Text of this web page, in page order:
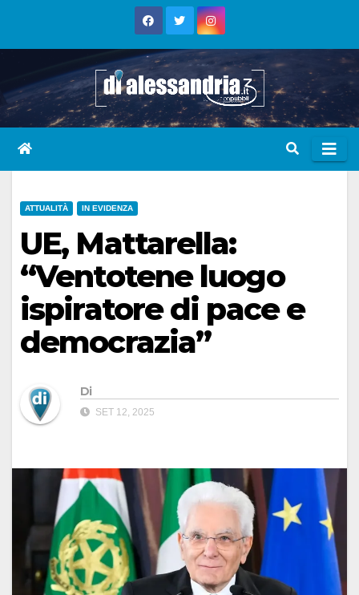
ATTUALITÀ IN EVIDENZA
UE, Mattarella:
“Ventotene luogo
ispiratore di pace e
democrazia”
Di
SET 12, 2025